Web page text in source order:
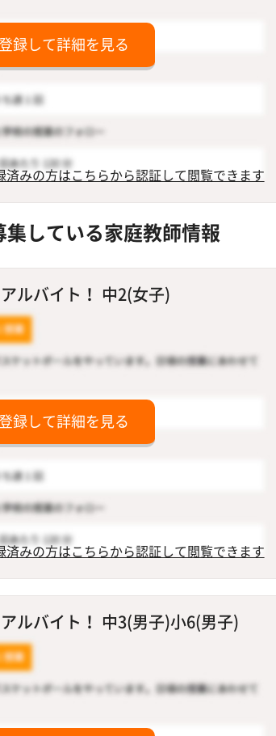
録して詳細を見る
済みの方はこちらから認証して閲覧できます
している家庭教師情報
ルバイト！ 中2(女子)
録して詳細を見る
済みの方はこちらから認証して閲覧できます
ルバイト！ 中3(男子)小6(男子)